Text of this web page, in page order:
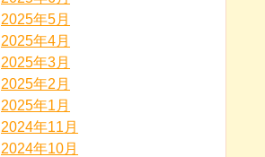
2025年5月
2025年4月
2025年3月
2025年2月
2025年1月
2024年11月
2024年10月